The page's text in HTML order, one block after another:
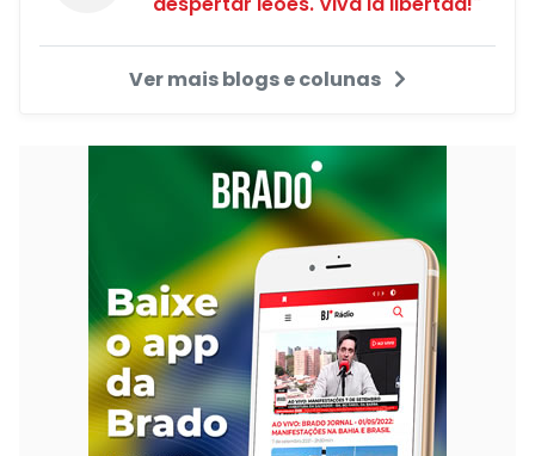
Ver mais blogs e colunas